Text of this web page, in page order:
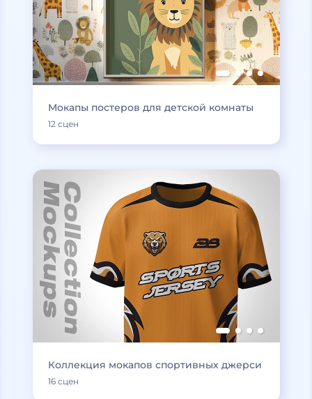
Мокапы постеров для детской комнаты
12 сцен
Коллекция мокапов спортивных джерси
16 сцен